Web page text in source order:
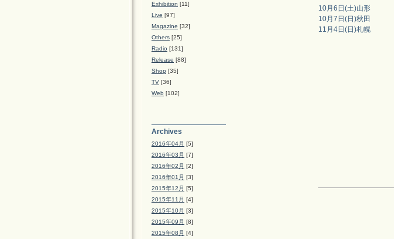
Exhibition [11]
Live [97]
Magazine [32]
Others [25]
Radio [131]
Release [88]
Shop [35]
TV [36]
Web [102]
Archives
2016年04月 [5]
2016年03月 [7]
2016年02月 [2]
2016年01月 [3]
2015年12月 [5]
2015年11月 [4]
2015年10月 [3]
2015年09月 [8]
2015年08月 [4]
10月6日(土)山形
10月7日(日)秋田
11月4日(日)札幌